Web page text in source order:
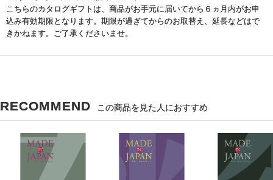
こちらのカタログギフトは、商品がお手元に届いてから６ヵ月内がお申
込み有効期限となります。期限が過ぎてからのお取替え、延長などはで
きかねます。ご了承くださいませ。
RECOMMEND この商品を見た人におすすめ